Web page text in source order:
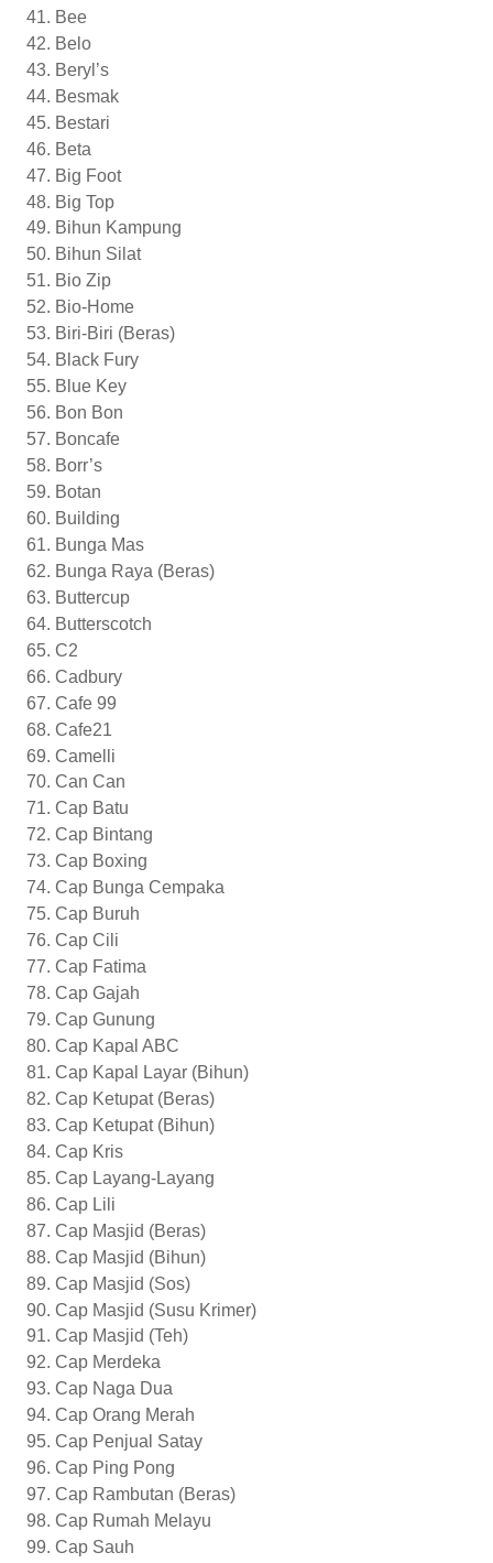
Bee
Belo
Beryl’s
Besmak
Bestari
Beta
Big Foot
Big Top
Bihun Kampung
Bihun Silat
Bio Zip
Bio-Home
Biri-Biri (Beras)
Black Fury
Blue Key
Bon Bon
Boncafe
Borr’s
Botan
Building
Bunga Mas
Bunga Raya (Beras)
Buttercup
Butterscotch
C2
Cadbury
Cafe 99
Cafe21
Camelli
Can Can
Cap Batu
Cap Bintang
Cap Boxing
Cap Bunga Cempaka
Cap Buruh
Cap Cili
Cap Fatima
Cap Gajah
Cap Gunung
Cap Kapal ABC
Cap Kapal Layar (Bihun)
Cap Ketupat (Beras)
Cap Ketupat (Bihun)
Cap Kris
Cap Layang-Layang
Cap Lili
Cap Masjid (Beras)
Cap Masjid (Bihun)
Cap Masjid (Sos)
Cap Masjid (Susu Krimer)
Cap Masjid (Teh)
Cap Merdeka
Cap Naga Dua
Cap Orang Merah
Cap Penjual Satay
Cap Ping Pong
Cap Rambutan (Beras)
Cap Rumah Melayu
Cap Sauh